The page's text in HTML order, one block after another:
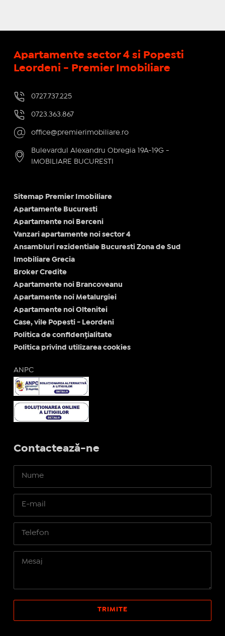
Apartamente sector 4 si Popesti
Leordeni - Premier Imobiliare
0727.737.225
0723.363.867
office@premierimobiliare.ro
Bulevardul Alexandru Obregia 19A-19G -
IMOBILIARE BUCURESTI
Sitemap Premier Imobiliare
Apartamente Bucuresti
Apartamente noi Berceni
Vanzari apartamente noi sector 4
Ansambluri rezidentiale Bucuresti Zona de Sud
Imobiliare Grecia
Broker Credite
Apartamente noi Brancoveanu
Apartamente noi Metalurgiei
Apartamente noi Oltenitei
Case, vile Popesti - Leordeni
Politica de confidențialitate
Politica privind utilizarea cookies
ANPC
Contactează-ne